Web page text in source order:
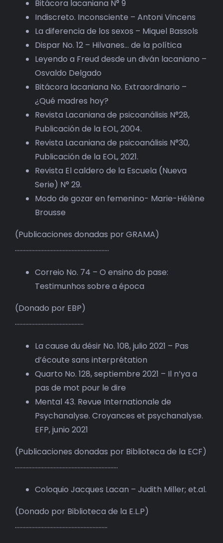
Bitácora lacaniana N° 9
Indiscreto. Inconsciente – Antoni Vincens
La diferencia de los sexos – Miquel Bassols
Dispar No. 12 – Hilvanes… de la política
Leyendo a Freud desde un diván lacaniano –
Osvaldo Delgado
Bitácora lacaniana No. Extraordinario –
¿Qué madres hoy?
Revista Lacaniana de psicoanálisis N°28,
Publicación de la EOL, 2004.
Revista Lacaniana de psicoanálisis N°30,
Publicación de la EOL, 2021.
Revista El caldero de la Escuela (Nueva
Serie) N° 29.
Modo de gozar en femenino- Marie-Hélène
Brousse
(Publicaciones donadas por GRAMA)
………………………………………………………
Correio No. 74 – O ensino do pase:
Testimunhos sobre a época
(Donado por EBP)
……………………………………….
La cause du désir No. 108, julio 2021 – Pas
d’écoute sans interprétation
Quarto No. 128, septiembre 2021 – Il n’ya a
pas de mot pour le dire
Mental 43. Revue Internationale de
Psychanalyse. Croyances et psychanalyse.
EFP, junio 2021
(Publicaciones donadas por Biblioteca de la ECF)
……………………………………………………………
Coloquio Jacques Lacan – Judith Miller; et.al.
(Donado por Biblioteca de la E.L.P)
……………………………………………………..